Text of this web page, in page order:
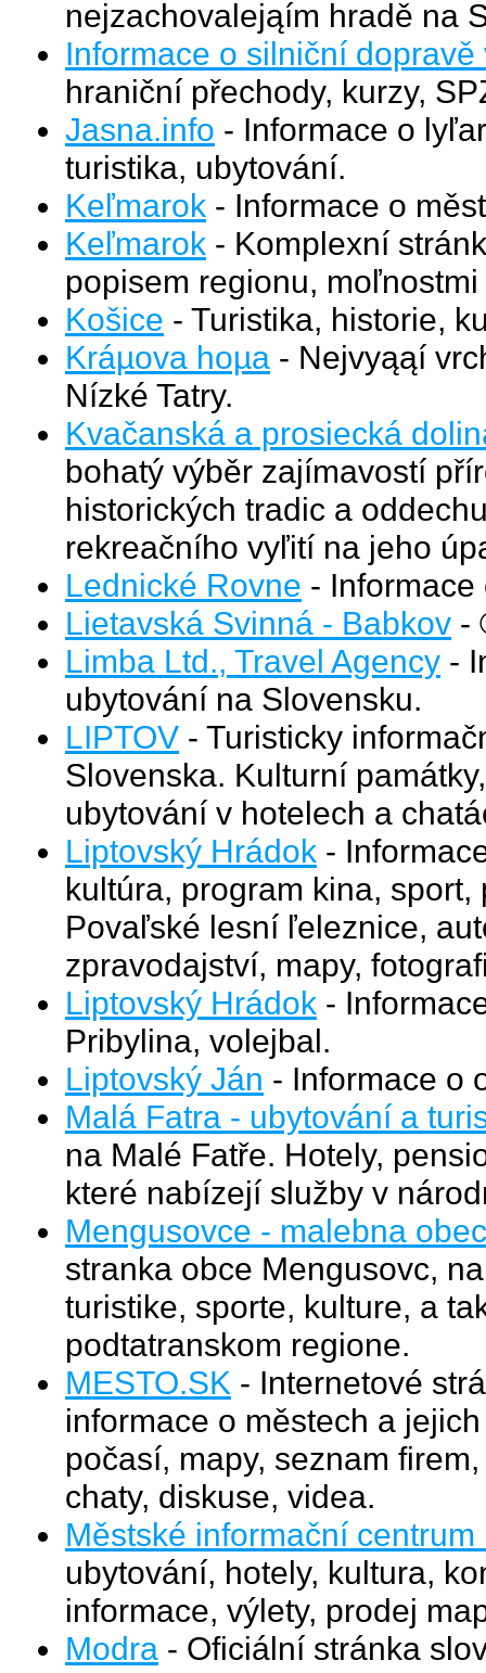
nejzachovalejąím hradě na
Informace o silniční
hraniční přechody, kurzy,
Jasna.info - Informace o
turistika, ubytování.
Keľmarok - Informace o
Keľmarok - Komplexní
popisem regionu,
Košice - Turistika, historie,
Kráµova hoµa - Nejvyąąí
Nízké Tatry.
Kvačanská a prosiecká
bohatý výběr zajímavostí
historických tradic a
rekreačního vyľití na jeho
Lednické Rovne -
Lietavská Svinná - Babkov -
Limba Ltd., Travel Agency -
ubytování na Slovensku.
LIPTOV - Turisticky
Slovenska. Kulturní
ubytování v hotelech a
Liptovský Hrádok -
kultúra, program kina,
Povaľské lesní ľeleznice,
zpravodajství, mapy,
Liptovský Hrádok -
Pribylina, volejbal.
Liptovský Ján - Informace o
Malá Fatra - ubytování a
na Malé Fatře. Hotely,
které nabízejí služby v
Mengusovce - malebna
stranka obce Mengusovc,
turistike, sporte, kulture, a
podtatranskom regione.
MESTO.SK - Internetové
informace o městech a
počasí, mapy, seznam
chaty, diskuse, videa.
Městské informační centrum
ubytování, hotely, kultura,
informace, výlety, prodej
Modra - Oficiální stránka